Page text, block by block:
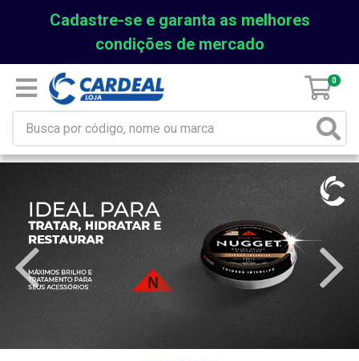
Cadastre-se e garanta as melhores
condições de mercado
0